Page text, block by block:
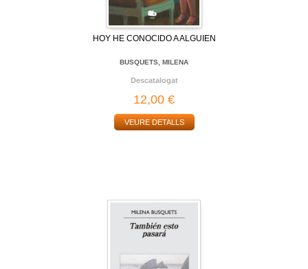
HOY HE CONOCIDO A ALGUIEN
BUSQUETS, MILENA
Descatalogat
12,00 €
VEURE DETALLS